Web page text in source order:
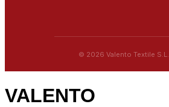
© 2026 Valento Textile S.L.
VALENTO